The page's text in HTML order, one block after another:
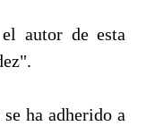
autor de esta
ha adherido a